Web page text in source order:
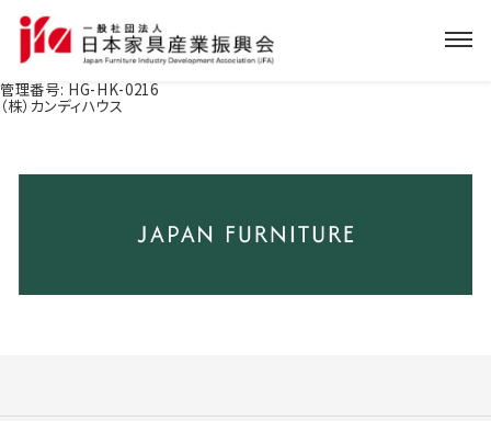
管理番号: HG-HK-0216
（株）カンディハウス